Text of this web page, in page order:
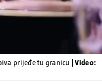
prijeđe tu granicu
| Video: